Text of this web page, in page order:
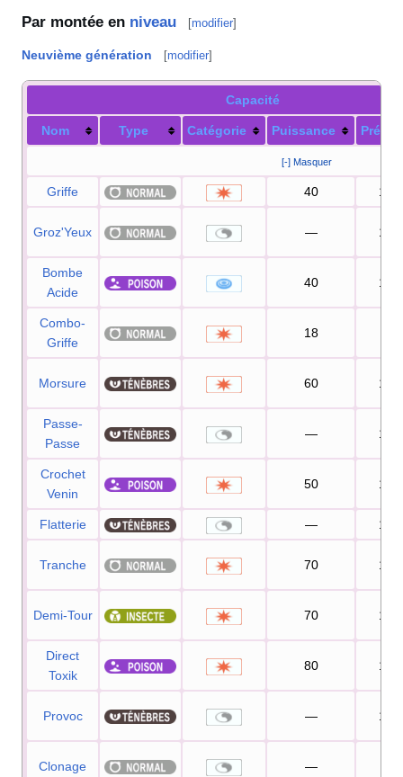
Par montée en niveau [modifier]
Neuvième génération [modifier]
Capacité
Nom Type Catégorie Puissance
[-] Masquer
Griffe 40 100
Groz'Yeux — 100
Bombe
Acide
40 100
Combo-
Griffe
18
Morsure 60 100
Passe-
Passe
— 100
Crochet
Venin
50 100
Flatterie — 100
Tranche 70 100
Demi-Tour 70 100
Direct
Toxik
80 100
Provoc — 100
Clonage —